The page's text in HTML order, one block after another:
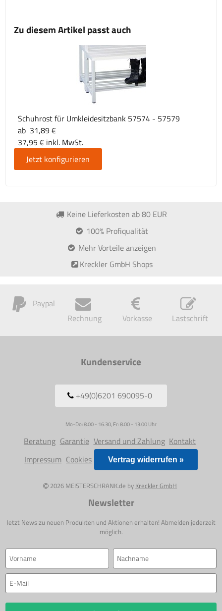
Zu diesem Artikel passt auch
Schuhrost für Umkleidesitzbank 57574 - 57579
ab 31,89 €
37,95 € inkl. MwSt.
Jetzt konfigurieren
Keine Lieferkosten ab 80 EUR
100% Profiqualität
Mehr Vorteile anzeigen
Kreckler GmbH Shops
Paypal
Rechnung
Vorkasse Lastschrift
Kundenservice
+49(0)6201 690095-0
Mo-Do: 8.00 - 16.30, Fr: 8.00 - 13.00 Uhr
Beratung Garantie Versand und Zahlung Kontakt
Impressum Cookies Vertrag widerrufen »
2026 MEISTERSCHRANK.de by Kreckler GmbH
Newsletter
Jetzt News zu neuen Produkten und Aktionen erhalten! Abmelden jederzeit
möglich.